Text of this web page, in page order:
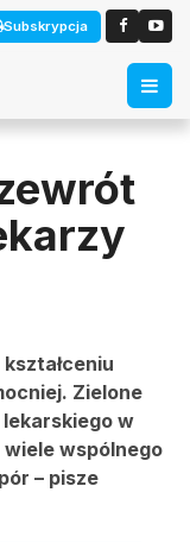
Subskrypcja
Zielone
w
wspólnego
– pisze